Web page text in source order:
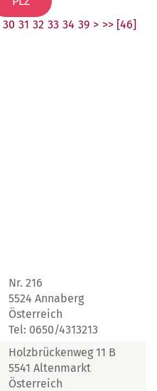
30 31 32 33 34 39 > >> [46]
Nr. 216
5524 Annaberg
Österreich
Tel: 0650/4313213
Holzbrückenweg 11 B
5541 Altenmarkt
Österreich